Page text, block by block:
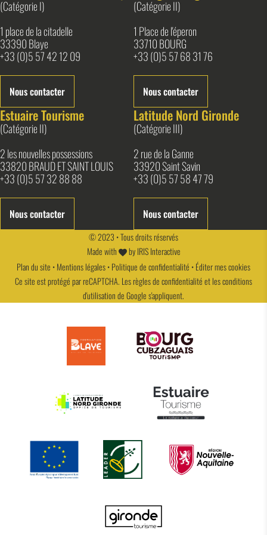
(Catégorie I)
1 place de la citadelle
33390 Blaye
+33 (0)5 57 42 12 09
Nous contacter
(Catégorie II)
1 Place de l'éperon
33710 BOURG
+33 (0)5 57 68 31 76
Nous contacter
Estuaire Tourisme
(Catégorie II)
2 les nouvelles possessions
33820 BRAUD ET SAINT LOUIS
+33 (0)5 57 32 88 88
Nous contacter
Latitude Nord Gironde
(Catégorie III)
2 rue de la Ganne
33920 Saint Savin
+33 (0)5 57 58 47 79
Nous contacter
© 2023 • Tous droits réservés
Made with
byIRIS Interactive
Plan du site •Mentions légales•Politique de confidentialité •Éditer mes cookies
Ce site est protégé par reCAPTCHA. Lesrègles de confidentialitéet lesconditions
d'utilisationde Google s'appliquent.